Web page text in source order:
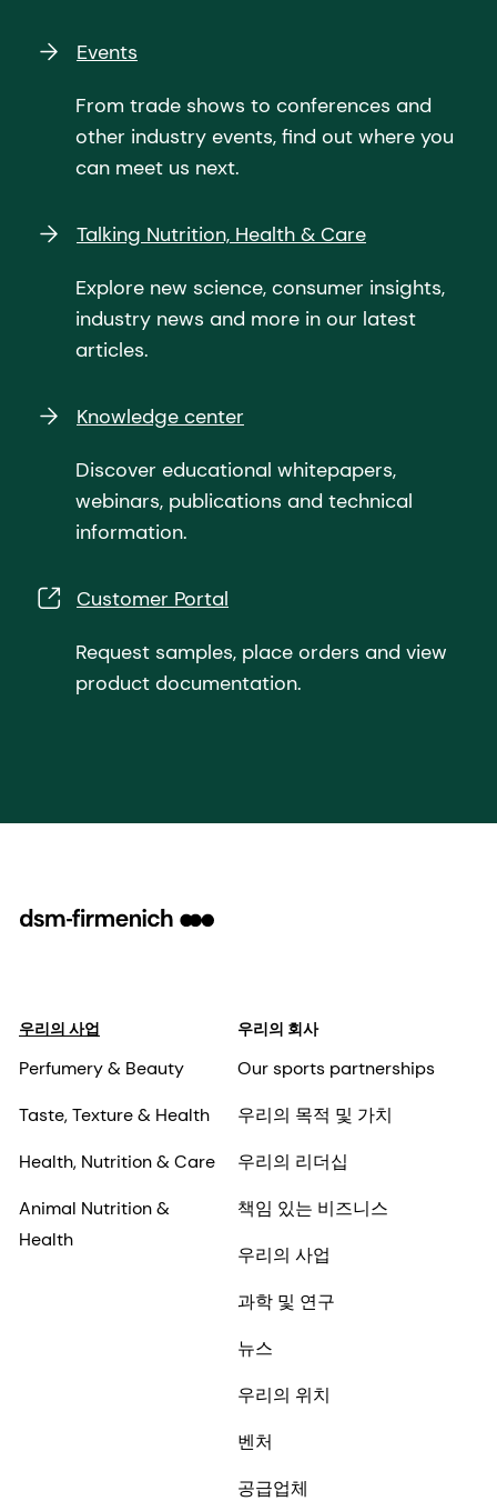
Events
From trade shows to conferences and
other industry events, find out where you
can meet us next.
Talking Nutrition, Health & Care
Explore new science, consumer insights,
industry news and more in our latest
articles.
Knowledge center
Discover educational whitepapers,
webinars, publications and technical
information.
Customer Portal
Request samples, place orders and view
product documentation.
우리의 사업
Perfumery & Beauty
Taste, Texture & Health
Health, Nutrition & Care
Animal Nutrition &
Health
우리의 회사
Our sports partnerships
우리의 목적 및 가치
우리의 리더십
책임 있는 비즈니스
우리의 사업
과학 및 연구
뉴스
우리의 위치
벤처
공급업체